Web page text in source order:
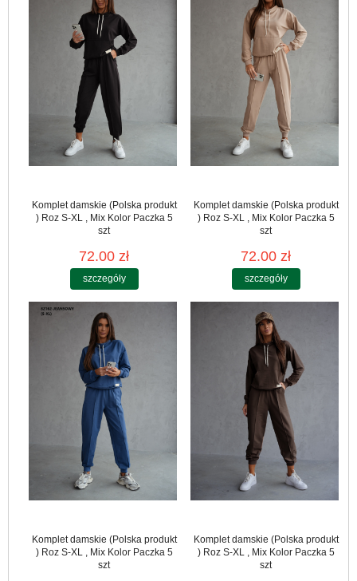
Komplet damskie (Polska produkt
) Roz S-XL , Mix Kolor Paczka 5
szt
72.00 zł
szczegóły
Komplet damskie (Polska produkt
) Roz S-XL , Mix Kolor Paczka 5
szt
72.00 zł
szczegóły
Komplet damskie (Polska produkt
) Roz S-XL , Mix Kolor Paczka 5
szt
Komplet damskie (Polska produkt
) Roz S-XL , Mix Kolor Paczka 5
szt